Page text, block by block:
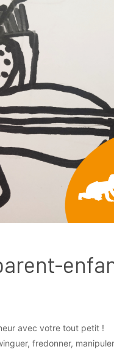
avec votre tout petit !
fredonner,